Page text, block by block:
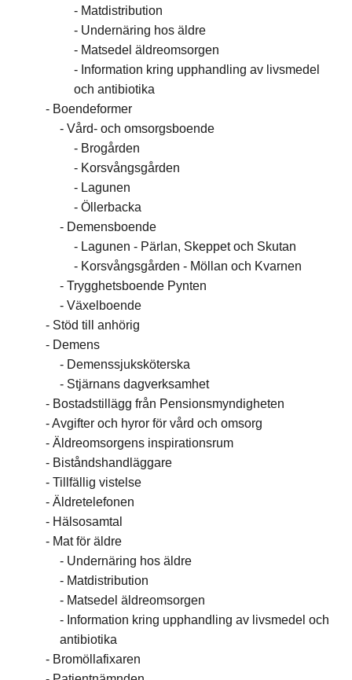
Matdistribution
Undernäring hos äldre
Matsedel äldreomsorgen
Information kring upphandling av livsmedel
och antibiotika
Boendeformer
Vård- och omsorgsboende
Brogården
Korsvångsgården
Lagunen
Öllerbacka
Demensboende
Lagunen - Pärlan, Skeppet och Skutan
Korsvångsgården - Möllan och Kvarnen
Trygghetsboende Pynten
Växelboende
Stöd till anhörig
Demens
Demenssjuksköterska
Stjärnans dagverksamhet
Bostadstillägg från Pensionsmyndigheten
Avgifter och hyror för vård och omsorg
Äldreomsorgens inspirationsrum
Biståndshandläggare
Tillfällig vistelse
Äldretelefonen
Hälsosamtal
Mat för äldre
Undernäring hos äldre
Matdistribution
Matsedel äldreomsorgen
Information kring upphandling av livsmedel och
antibiotika
Bromöllafixaren